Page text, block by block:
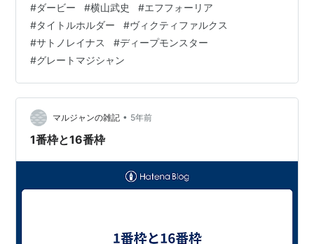
１４番。もうちょっと内が欲しかったね。 ヴィクティフ
ァルクスは２番。ピッチの速い走法だけに、内枠はプラ
ス。 他ではシャフリヤールが１０番とちょうどいい感じ
の枠。 さて、予想も大詰め。 最初に宣言した手順とは大
幅に異なるが、なんとなく概要が見えてきた。結
局。。。大混戦だとあらためて認識した…
#ダービー #横山武史 #エフフォーリア
#タイトルホルダー #ヴィクティファルクス
#サトノレイナス #ディープモンスター
#グレートマジシャン
マルジャンの雑記 • 5年前
1番枠と16番枠